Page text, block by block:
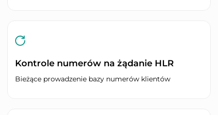
Kontrole numerów na żądanie HLR
Bieżące prowadzenie bazy numerów klientów